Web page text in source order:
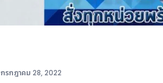
กรกฎาคม 28, 2022